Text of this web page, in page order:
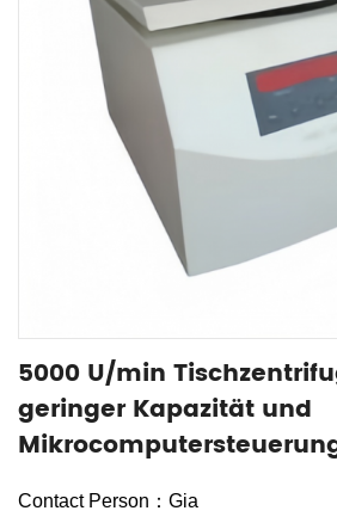
5000 U/min
geringer Kapazität und
Contact Person：Gia